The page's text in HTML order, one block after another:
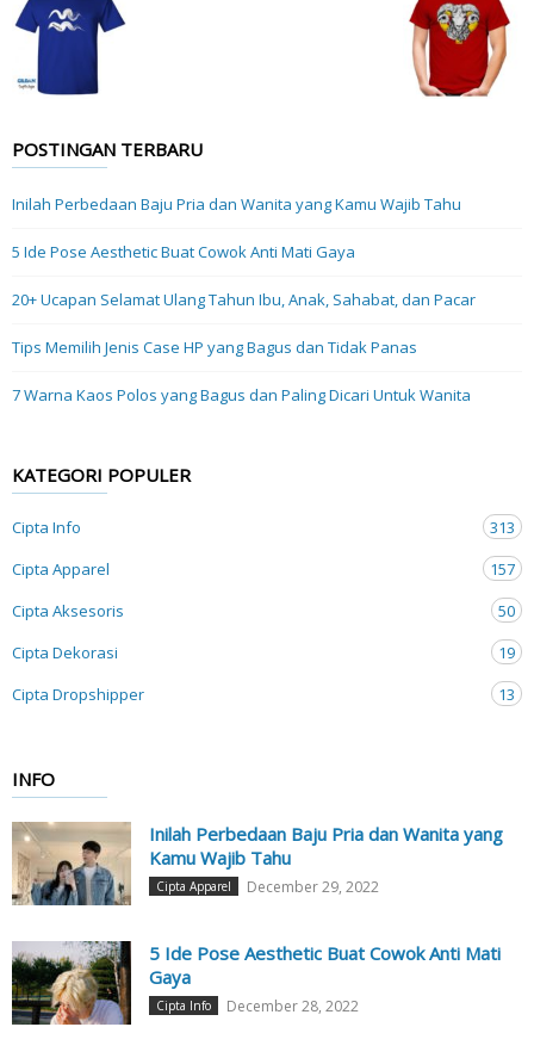
POSTINGAN TERBARU
Inilah Perbedaan Baju Pria dan Wanita yang Kamu Wajib Tahu
5 Ide Pose Aesthetic Buat Cowok Anti Mati Gaya
20+ Ucapan Selamat Ulang Tahun Ibu, Anak, Sahabat, dan Pacar
Tips Memilih Jenis Case HP yang Bagus dan Tidak Panas
7 Warna Kaos Polos yang Bagus dan Paling Dicari Untuk Wanita
KATEGORI POPULER
Cipta Info
313
Cipta Apparel
157
Cipta Aksesoris
50
Cipta Dekorasi
19
Cipta Dropshipper
13
INFO
Inilah Perbedaan Baju Pria dan Wanita yang
Kamu Wajib Tahu
Cipta Apparel December 29, 2022
5 Ide Pose Aesthetic Buat Cowok Anti Mati
Gaya
Cipta Info December 28, 2022